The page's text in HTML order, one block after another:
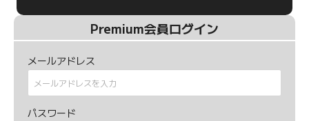
Premium会員ログイン
メールアドレス
パスワード